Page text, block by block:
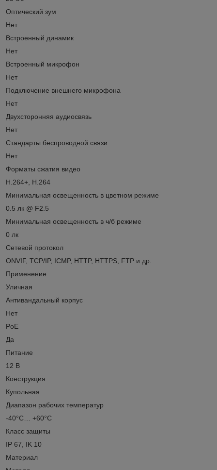
Оптический зум
Нет
Встроенный динамик
Нет
Встроенный микрофон
Нет
Подключение внешнего микрофона
Нет
Двухсторонняя аудиосвязь
Нет
Стандарты беспроводной связи
Нет
Форматы сжатия видео
H.264+, H.264
Минимальная освещенность в цветном режиме
0.5 лк @ F2.5
Минимальная освещенность в ч/б режиме
0 лк
Сетевой протокол
ОNVIF, TCP/IP, ICMP, HTTP, HTTPS, FTP и др.
Применение
Уличная
Антивандальный корпус
Нет
PoE
Да
Питание
12 B
Конструкция
Купольная
Диапазон рабочих температур
-40°С… +60°С
Класс защиты
IP 67, IK 10
Материал